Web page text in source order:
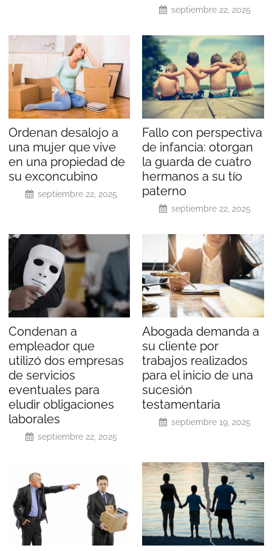
septiembre 22, 2025
Ordenan desalojo a
una mujer que vive
en una propiedad de
su exconcubino
septiembre 22, 2025
Fallo con perspectiva
de infancia: otorgan
la guarda de cuatro
hermanos a su tío
paterno
septiembre 22, 2025
Condenan a
empleador que
utilizó dos empresas
de servicios
eventuales para
eludir obligaciones
laborales
septiembre 22, 2025
Abogada demanda a
su cliente por
trabajos realizados
para el inicio de una
sucesión
testamentaria
septiembre 19, 2025